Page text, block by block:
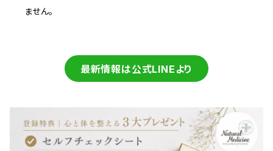
ません。
最新情報は公式LINEより